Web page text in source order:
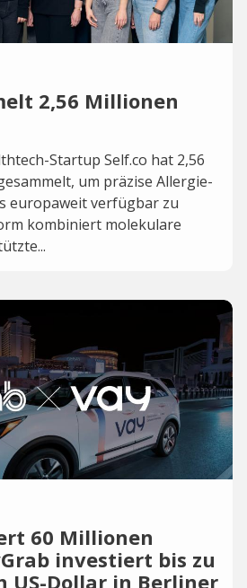
2,56 Millionen
Startup Self.co hat 2,56
um präzise Allergie-
europaweit verfügbar zu
kombiniert molekulare
60 Millionen
investiert bis zu
US-Dollar in Berliner